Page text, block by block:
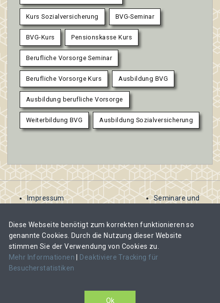
Kurs Sozialversicherung BVG-Seminar
BVG-Kurs Pensionskasse Kurs
Berufliche Vorsorge Seminar
Berufliche Vorsorge Kurs Ausbildung BVG
Ausbildung berufliche Vorsorge
Weiterbildung BVG Ausbildung Sozialversicherung
Impressum
Datenschutzbestimmungen
Seminare und
CAS, DAS oder MAS-Lehrgang ausschreiben
Diese Webseite benötigt zum korrekten funktionieren so
genannte Cookies. Durch die Nutzung dieser Website
stimmen Sie der Verwendung von Cookies zu.
Mehr Informationen
Deaktiviere Tracking für
Besucherstatistiken
Ok